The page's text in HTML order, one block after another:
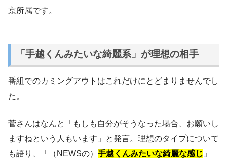
京所属です。
「手越くんみたいな綺麗系」が理想の相手
番組でのカミングアウトはこれだけにとどまりませんでし
た。
菅さんはなんと「もしも自分がそうなった場合、お願いし
ますねという人もいます」と発言。理想のタイプについて
も語り、「（NEWSの） 手越くんみたいな綺麗な感じ 」